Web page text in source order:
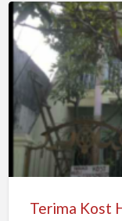
Terima
Kost
Harian/Bulanan
dekat
Pelabuhan
Perak
Surabaya